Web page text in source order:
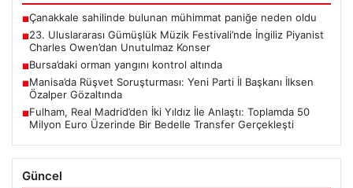
■Çanakkale sahilinde bulunan mühimmat paniğe neden oldu
■23. Uluslararası Gümüşlük Müzik Festivali’nde İngiliz Piyanist
Charles Owen’dan Unutulmaz Konser
■Bursa’daki orman yangını kontrol altında
■Manisa’da Rüşvet Soruşturması: Yeni Parti İl Başkanı İlksen
Özalper Gözaltında
■Fulham, Real Madrid’den İki Yıldız İle Anlaştı: Toplamda 50
Milyon Euro Üzerinde Bir Bedelle Transfer Gerçekleşti
Güncel